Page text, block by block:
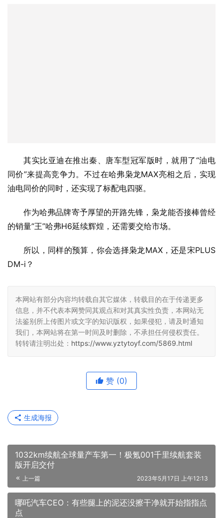
其实比亚迪在推出秦、唐车型冠军版时，就用了“油电
同价”来提高竞争力。不过在哈弗枭龙MAX亮相之后，实现
油电同价的同时，还实现了标配电四驱。
作为哈弗品牌寄予厚望的开路先锋，枭龙能否接棒曾经
的销量“王”哈弗H6延续辉煌，还需要交给市场。
所以，同样的预算，你会选择枭龙MAX，还是宋PLUS
DM-i？
本网站有部分内容均转载自其它媒体，转载目的在于传递更多
信息，并不代表本网赞同其观点和对其真实性负责，本网站无
法鉴别所上传图片或文字的知识版权，如果侵犯，请及时通知
我们，本网站将在第一时间及时删除，不承担任何侵权责任。
转转请注明出处： https://www.yztytoyf.com/5869.html
赞 (0)
生成海报
1032km续航全球量产车第一！极氪001千里续航套装
版开启交付
上一篇 2023年5月17日 上午12:13
哪吒汽车CEO：有些腿上的泥还没擦干净就开始指指点
点